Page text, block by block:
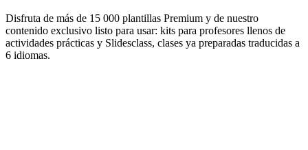
Disfruta de más de 15 000 plantillas Premium y de nuestro
contenido exclusivo listo para usar: kits para profesores llenos de
actividades prácticas y Slidesclass, clases ya preparadas traducidas a
6 idiomas.